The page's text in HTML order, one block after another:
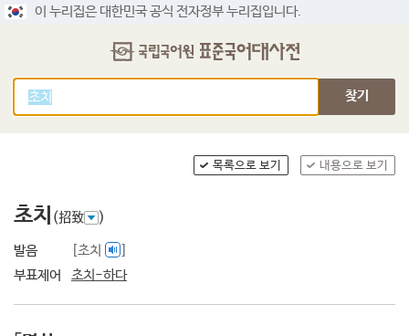
이 누리집은 대한민국 공식 전자정부 누리집입니다.
찾기
목록으로 보기 내용으로 보기
초치 (招致 )
발음 [초치
부표제어
초치-하다